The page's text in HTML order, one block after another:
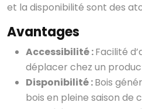
et la disponibilité sont des
Avantages
Accessibilité :Facilité
déplacer chez un
Disponibilité :Bois
bois en pleine saison de